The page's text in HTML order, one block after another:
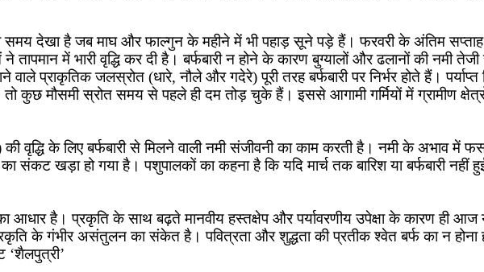
समय देखा है जब माघ और फाल्गुन के महीने में भी पहाड़ सूने पड़े हैं। फरवरी के अंतिम सप्ताह
में भारी वृद्धि कर दी है। बर्फबारी न होने के कारण बुग्यालों और ढलानों की नमी
वाले प्राकृतिक जलस्रोत (धारे, नौले और गदेरे) पूरी तरह बर्फबारी पर निर्भर होते हैं।
तो कुछ मौसमी स्रोत समय से पहले ही दम तोड़ चुके हैं। इससे आगामी गर्मियों में ग्रामीण
वृद्धि के लिए बर्फबारी से मिलने वाली नमी संजीवनी का काम करती है। नमी के अभाव में
खड़ा हो गया है। पशुपालकों का कहना है कि यदि मार्च तक बारिश या बर्फबारी नहीं
आधार है। प्रकृति के साथ बढ़ते मानवीय हस्तक्षेप और पर्यावरणीय उपेक्षा के कारण ही आज
के गंभीर असंतुलन का संकेत है। पवित्रता और शुद्धता की प्रतीक श्वेत बर्फ का न
‘शैलपुत्री’